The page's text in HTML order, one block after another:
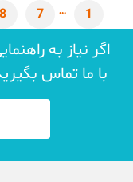
1
7
8
اگر نیاز به
با ما تماس